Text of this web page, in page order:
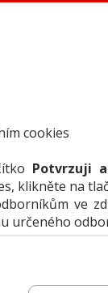
funguje
cookies
Potvrzuji
klikněte na
ve
určeného